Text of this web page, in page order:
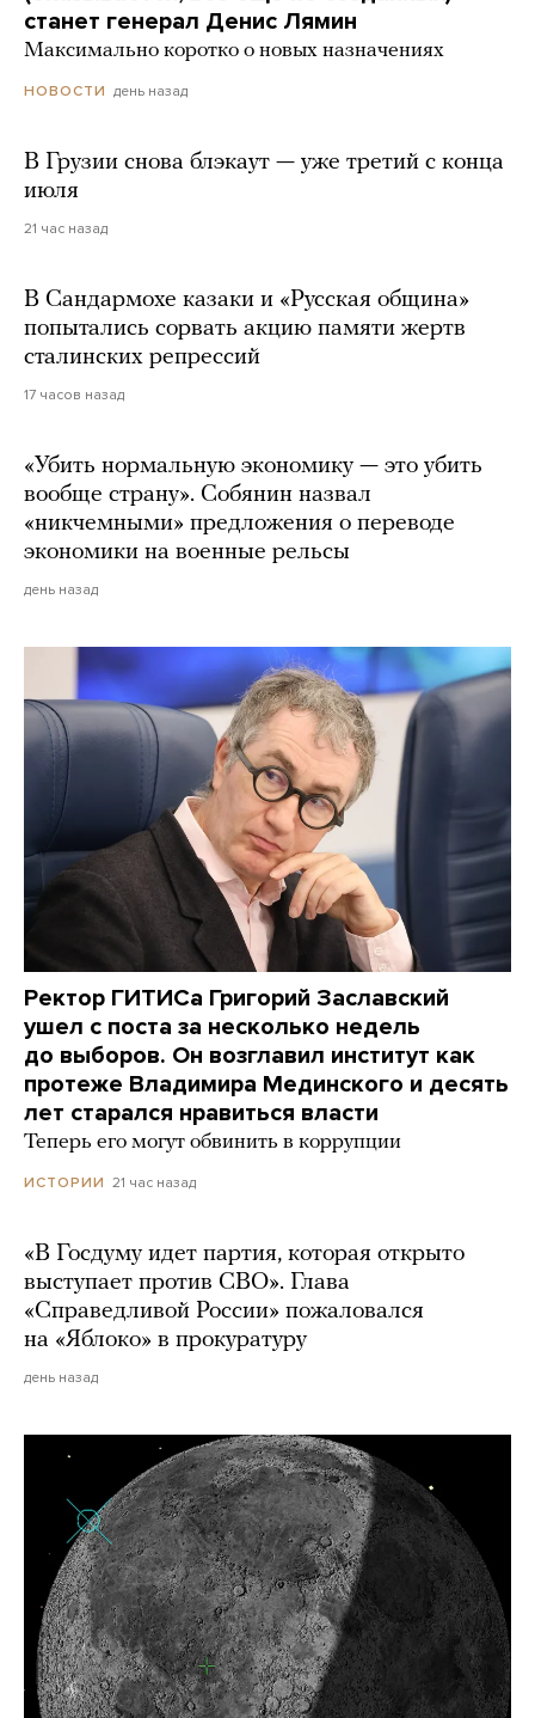
станет генерал Денис Лямин
Максимально коротко о новых назначениях
НОВОСТИ день назад
В Грузии снова блэкаут — уже третий с конца
июля
21 час назад
В Сандармохе казаки и «Русская община»
попытались сорвать акцию памяти жертв
сталинских репрессий
17 часов назад
«Убить нормальную экономику — это убить
вообще страну». Собянин назвал
«никчемными» предложения о переводе
экономики на военные рельсы
день назад
Ректор ГИТИСа Григорий Заславский
ушел с поста за несколько недель
до выборов. Он возглавил институт как
протеже Владимира Мединского и десять
лет старался нравиться власти
Теперь его могут обвинить в коррупции
ИСТОРИИ 21 час назад
«В Госдуму идет партия, которая открыто
выступает против СВО». Глава
«Справедливой России» пожаловался
на «Яблоко» в прокуратуру
день назад